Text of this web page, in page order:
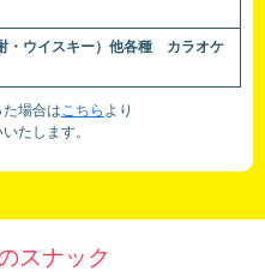
・ウイスキー）他各種 カラオケ
場合はこちら より
たします。
スナック